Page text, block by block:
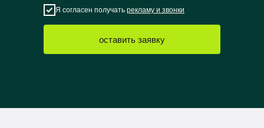
Я согласен получать рекламу и звонки
оставить заявку